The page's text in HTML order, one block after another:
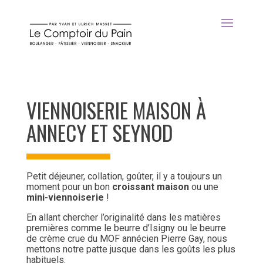
VIENNOISERIE MAISON À
ANNECY ET SEYNOD
Petit déjeuner, collation, goûter, il y a toujours un
moment pour un bon croissant maisonou une
mini-viennoiserie !
En allant chercher l’originalité dans les matières
premières comme le beurre d’Isigny ou le beurre
de crème crue du MOF annécien Pierre Gay, nous
mettons notre patte jusque dans les goûts les plus
habituels.